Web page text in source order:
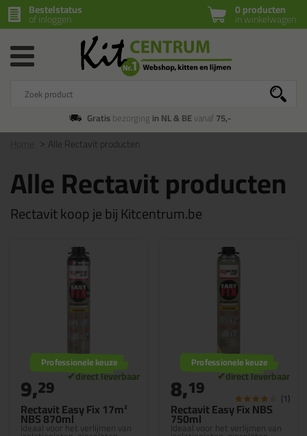
0 producten
in winkelwagen
Bestelstatus
of inloggen
Gratisbezorging in NL & BEvanaf75,-
Alle Rectavit producten
Alle Rectavit producten
Rectavit koop je bij Kitcentrum.be
Rectavit Easy Fix 17m²
NBS 870ml
Ideaal voor het verlijmen van
Professionele keuze
9,29
Rectavit Easy Fix NBS
750ml
Ideaal voor het verlijmen van
Professionele keuze
8,19 (1)